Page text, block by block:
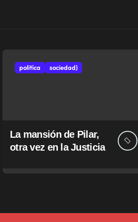
politíca sociedad}
La mansión de Pilar,
otra vez en la Justicia